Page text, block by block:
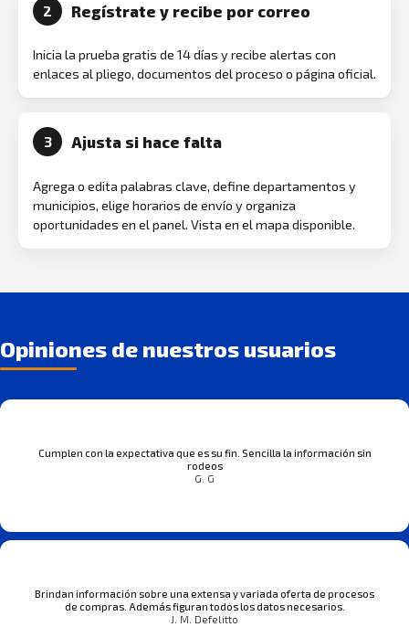
2 Regístrate y recibe por correo
Inicia la prueba gratis de 14 días y recibe alertas con
enlaces al pliego, documentos del proceso o página oficial.
3 Ajusta si hace falta
Agrega o edita palabras clave, define departamentos y
municipios, elige horarios de envío y organiza
oportunidades en el panel. Vista en el mapa disponible.
Opiniones de nuestros usuarios
Cumplen con la expectativa que es su fin. Sencilla la información sin
rodeos
G. G
Brindan información sobre una extensa y variada oferta de procesos
de compras. Además figuran todos los datos necesarios.
J. M. Defelitto